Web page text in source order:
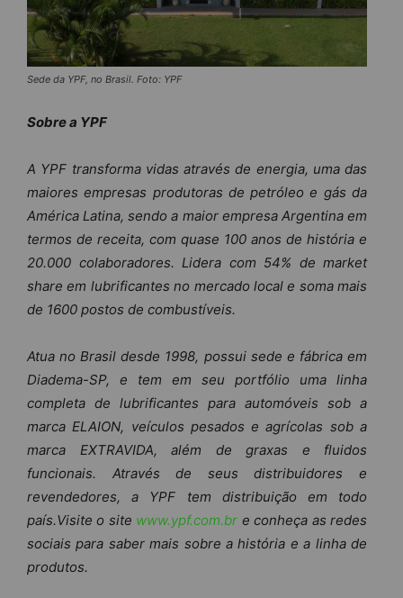
Sede da YPF, no Brasil. Foto: YPF
Sobre a YPF
A YPF transforma vidas através de energia, uma das
maiores empresas produtoras de petróleo e gás da
América Latina, sendo a maior empresa Argentina em
termos de receita, com quase 100 anos de história e
20.000 colaboradores. Lidera com 54% de market
share em lubrificantes no mercado local e soma mais
de 1600 postos de combustíveis.
Atua no Brasil desde 1998, possui sede e fábrica em
Diadema-SP, e tem em seu portfólio uma linha
completa de lubrificantes para automóveis sob a
marca ELAION, veículos pesados e agrícolas sob a
marca EXTRAVIDA, além de graxas e fluidos
funcionais. Através de seus distribuidores e
revendedores, a YPF tem distribuição em todo
país.Visite o site www.ypf.com.br e conheça as redes
sociais para saber mais sobre a história e a linha de
produtos.